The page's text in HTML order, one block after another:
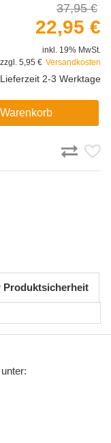
37,95 €
22,95 €
inkl. 19% MwSt.
zzgl. 5,95 € Versandkosten
Lieferzeit 2-3 Werktage
Produktsicherheit